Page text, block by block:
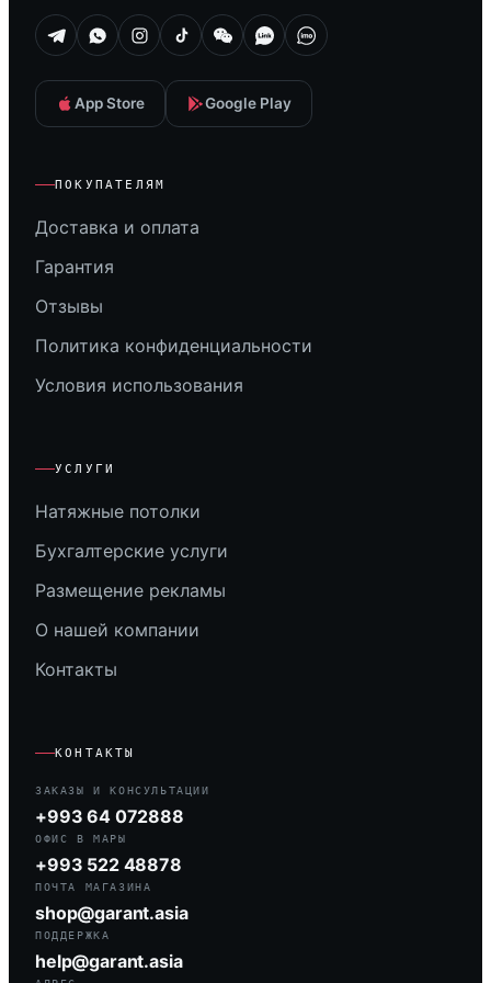
App Store Google Play
ПОКУПАТЕЛЯМ
Доставка и оплата
Гарантия
Отзывы
Политика конфиденциальности
Условия использования
УСЛУГИ
Натяжные потолки
Бухгалтерские услуги
Размещение рекламы
О нашей компании
Контакты
КОНТАКТЫ
ЗАКАЗЫ И КОНСУЛЬТАЦИИ
+993 64 072888
ОФИС В МАРЫ
+993 522 48878
ПОЧТА МАГАЗИНА
shop@garant.asia
ПОДДЕРЖКА
help@garant.asia